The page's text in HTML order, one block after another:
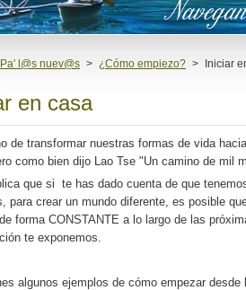
Pa' l@s nuev@s > ¿Cómo empiezo? > Iniciar
en casa
de transformar nuestras formas de vida
como bien dijo Lao Tse "Un camino de mil
que si te has dado cuenta de que
para crear un mundo diferente, es posible
forma CONSTANTE a lo largo de las
te exponemos.
algunos ejemplos de cómo empezar